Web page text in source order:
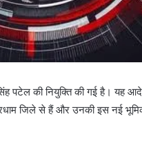
पटेल की नियुक्ति की गई है। यह
जिले से हैं और उनकी इस नई